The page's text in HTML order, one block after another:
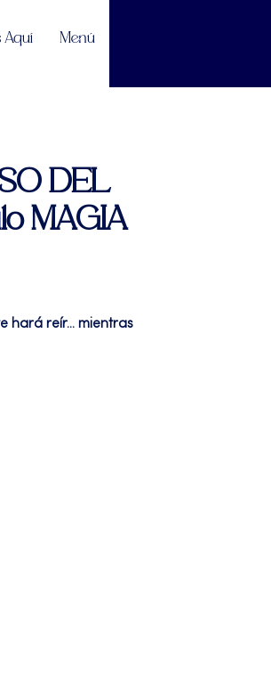
Aquí Menú
DEL
MAGIA
hará reír... mientras